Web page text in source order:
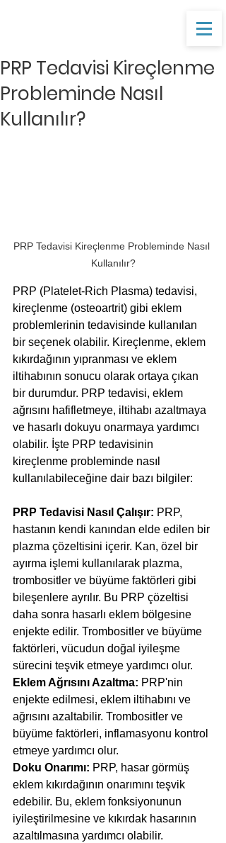
PRP Tedavisi Kireçlenme
Probleminde Nasıl
Kullanılır?
PRP Tedavisi Kireçlenme Probleminde Nasıl
Kullanılır?
PRP (Platelet-Rich Plasma) tedavisi,
kireçlenme (osteoartrit) gibi eklem
problemlerinin tedavisinde kullanılan
bir seçenek olabilir. Kireçlenme, eklem
kıkırdağının yıpranması ve eklem
iltihabının sonucu olarak ortaya çıkan
bir durumdur. PRP tedavisi, eklem
ağrısını hafifletmeye, iltihabı azaltmaya
ve hasarlı dokuyu onarmaya yardımcı
olabilir. İşte PRP tedavisinin
kireçlenme probleminde nasıl
kullanılabileceğine dair bazı bilgiler:
PRP Tedavisi Nasıl Çalışır: PRP,
hastanın kendi kanından elde edilen bir
plazma çözeltisini içerir. Kan, özel bir
ayırma işlemi kullanılarak plazma,
trombositler ve büyüme faktörleri gibi
bileşenlere ayrılır. Bu PRP çözeltisi
daha sonra hasarlı eklem bölgesine
enjekte edilir. Trombositler ve büyüme
faktörleri, vücudun doğal iyileşme
sürecini teşvik etmeye yardımcı olur.
Eklem Ağrısını Azaltma: PRP'nin
enjekte edilmesi, eklem iltihabını ve
ağrısını azaltabilir. Trombositler ve
büyüme faktörleri, inflamasyonu kontrol
etmeye yardımcı olur.
Doku Onarımı: PRP, hasar görmüş
eklem kıkırdağının onarımını teşvik
edebilir. Bu, eklem fonksiyonunun
iyileştirilmesine ve kıkırdak hasarının
azaltılmasına yardımcı olabilir.